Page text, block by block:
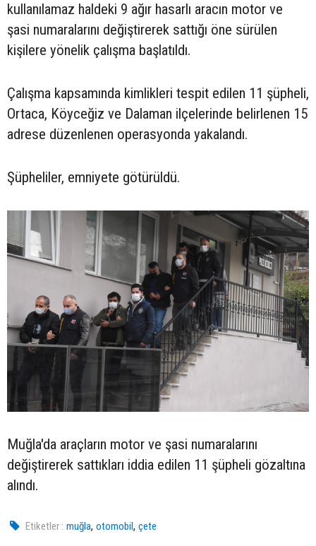
kullanılamaz haldeki 9 ağır hasarlı aracın motor ve
şasi numaralarını değiştirerek sattığı öne sürülen
kişilere yönelik çalışma başlatıldı.
Çalışma kapsamında kimlikleri tespit edilen 11 şüpheli,
Ortaca, Köyceğiz ve Dalaman ilçelerinde belirlenen 15
adrese düzenlenen operasyonda yakalandı.
Şüpheliler, emniyete götürüldü.
Muğla'da araçların motor ve şasi numaralarını
değiştirerek sattıkları iddia edilen 11 şüpheli gözaltına
alındı.
Etiketler : muğla,otomobil,çete